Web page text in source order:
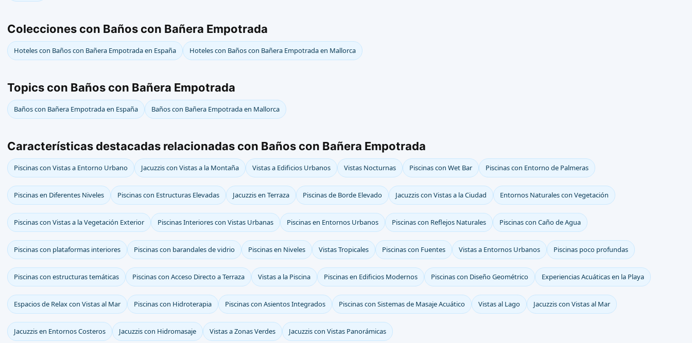
Colecciones con Baños con Bañera Empotrada
Hoteles con Baños con Bañera Empotrada en España Hoteles con Baños con Bañera Empotrada en Mallorca
Topics con Baños con Bañera Empotrada
Baños con Bañera Empotrada en España Baños con Bañera Empotrada en Mallorca
Características destacadas relacionadas con Baños con Bañera Empotrada
Piscinas con Vistas a Entorno Urbano Jacuzzis con Vistas a la Montaña Vistas a Edificios Urbanos Vistas Nocturnas Piscinas con Wet Bar Piscinas con Entorno de Palmeras
Piscinas en Diferentes Niveles Piscinas con Estructuras Elevadas Jacuzzis en Terraza Piscinas de Borde Elevado Jacuzzis con Vistas a la Ciudad Entornos Naturales con Vegetación
Piscinas con Vistas a la Vegetación Exterior Piscinas Interiores con Vistas Urbanas Piscinas en Entornos Urbanos Piscinas con Reflejos Naturales Piscinas con Caño de Agua
Piscinas con plataformas interiores Piscinas con barandales de vidrio Piscinas en Niveles Vistas Tropicales Piscinas con Fuentes Vistas a Entornos Urbanos Piscinas poco profundas
Piscinas con estructuras temáticas Piscinas con Acceso Directo a Terraza Vistas a la Piscina Piscinas en Edificios Modernos Piscinas con Diseño Geométrico Experiencias Acuáticas en la Playa
Espacios de Relax con Vistas al Mar Piscinas con Hidroterapia Piscinas con Asientos Integrados Piscinas con Sistemas de Masaje Acuático Vistas al Lago Jacuzzis con Vistas al Mar
Jacuzzis en Entornos Costeros Jacuzzis con Hidromasaje Vistas a Zonas Verdes Jacuzzis con Vistas Panorámicas